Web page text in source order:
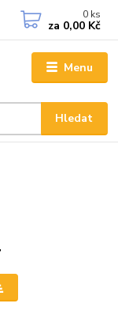
Menu
Hledat
0 ks
za 0,00 Kč